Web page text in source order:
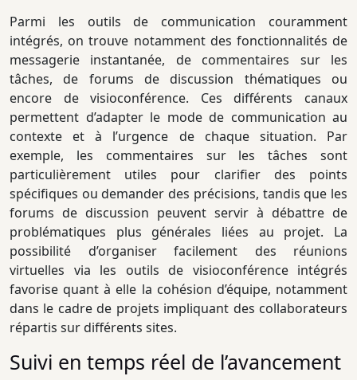
Parmi les outils de communication couramment
intégrés, on trouve notamment des fonctionnalités de
messagerie instantanée, de commentaires sur les
tâches, de forums de discussion thématiques ou
encore de visioconférence. Ces différents canaux
permettent d’adapter le mode de communication au
contexte et à l’urgence de chaque situation. Par
exemple, les commentaires sur les tâches sont
particulièrement utiles pour clarifier des points
spécifiques ou demander des précisions, tandis que les
forums de discussion peuvent servir à débattre de
problématiques plus générales liées au projet. La
possibilité d’organiser facilement des réunions
virtuelles via les outils de visioconférence intégrés
favorise quant à elle la cohésion d’équipe, notamment
dans le cadre de projets impliquant des collaborateurs
répartis sur différents sites.
Suivi en temps réel de l’avancement